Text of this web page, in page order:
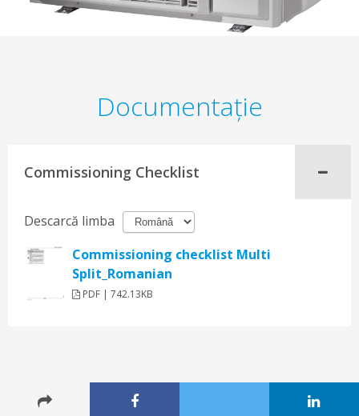
Documentaţie
Commissioning Checklist
Descarcă limba
Commissioning checklist Multi
Split_Romanian
PDF | 742.13KB